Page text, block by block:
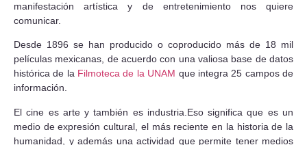
manifestación artística y de entretenimiento nos quiere
comunicar.
Desde 1896 se han producido o coproducido más de 18 mil
películas mexicanas, de acuerdo con una valiosa base de datos
histórica de la Filmoteca de la UNAM que integra 25 campos de
información.
El cine es arte y también es industria.Eso significa que es un
medio de expresión cultural, el más reciente en la historia de la
humanidad, y además una actividad que permite tener medios